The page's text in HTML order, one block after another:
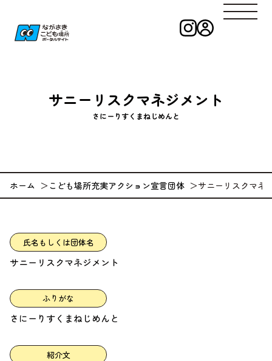
ながさきこども
サニーリスクマネジメント
さにーりすくまねじめんと
ホーム こども場所充実アクション宣言団体 サニーリスクマネ
氏名もしくは団体名
サニーリスクマネジメント
ふりがな
さにーりすくまねじめんと
紹介文